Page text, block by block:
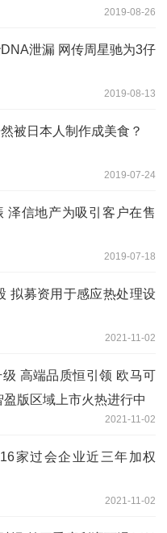
2019-08-26
泄漏 网传周星驰为3仔
2019-08-13
被日本人制作成美食？
2019-07-24
泽信地产为吸引客户在售
2019-07-18
拟募资用于感应热处理设
2021-11-02
高端品质恒引领 欧马可
版区域上市火热进行中
2021-11-02
家过会企业近三年加权
2021-11-02